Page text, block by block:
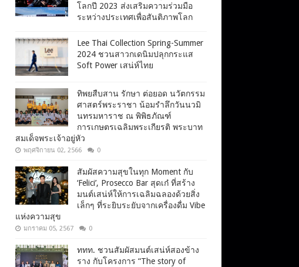
โลกปี 2023 ส่งเสริมความร่วมมือ
ระหว่างประเทศเพื่อสันติภาพโลก
Lee Thai Collection Spring-Summer
2024 ชวนสาวกเดนิมปลุกกระแส
Soft Power เสน่ห์ไทย
ทิพยสืบสาน รักษา ต่อยอด นวัตกรรม
ศาสตร์พระราชา น้อมรำลึกวันนวมิ
นทรมหาราช ณ พิพิธภัณฑ์
การเกษตรเฉลิมพระเกียรติ พระบาท
สมเด็จพระเจ้าอยู่หัว
พฤศจิกายน 02, 2566 0
สัมผัสความสุขในทุก Moment กับ
‘Felici’, Prosecco Bar สุดเก๋ ที่สร้าง
มนต์เสน่ห์ให้การเฉลิมฉลองด้วยสิ่ง
เล็กๆ ที่ระยิบระยับจากเครื่องดื่ม Vibe
แห่งความสุข
มกราคม 05, 2567 0
ททท. ชวนสัมผัสมนต์เสน่ห์สองข้าง
ราง กับโครงการ “The story of